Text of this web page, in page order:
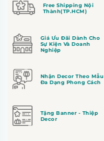
Free Shipping Nội
Thành(TP.HCM)
Giá Ưu Đãi Dành Cho
Sự Kiện Và Doanh
Nghiệp
Nhận Decor Theo Mẫu
Đa Dạng Phong Cách
Tặng Banner - Thiệp
Decor